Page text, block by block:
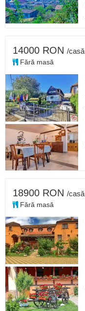
14000 RON /casă
Fără masă
18900 RON /casă
Fără masă